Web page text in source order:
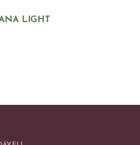
LIGHT